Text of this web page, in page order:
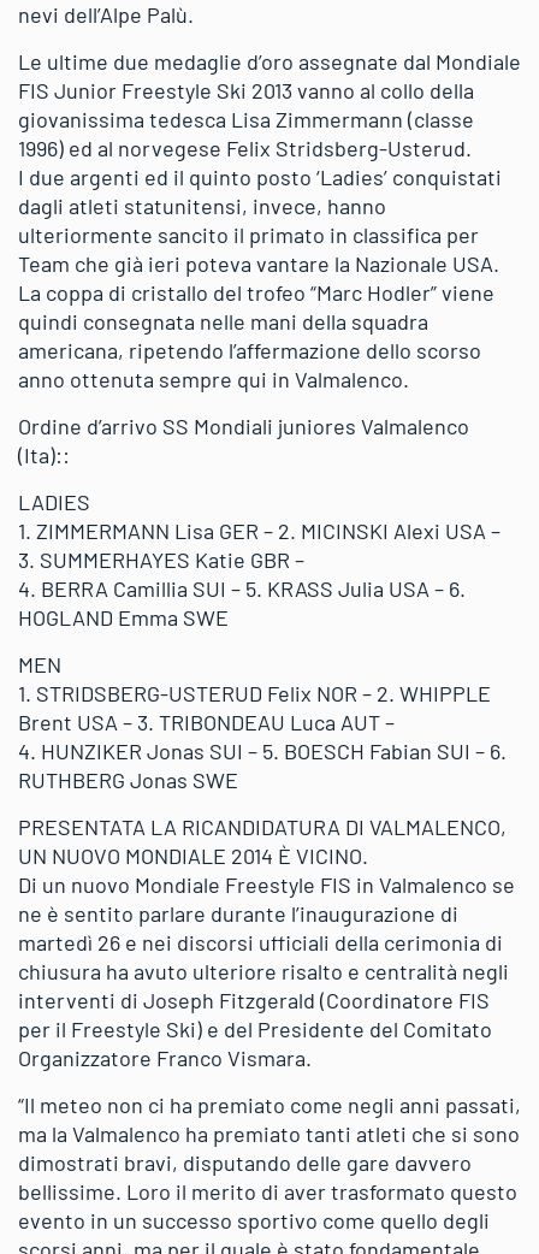
nevi dell’Alpe Palù.
Le ultime due medaglie d’oro assegnate dal Mondiale
FIS Junior Freestyle Ski 2013 vanno al collo della
giovanissima tedesca Lisa Zimmermann (classe
1996) ed al norvegese Felix Stridsberg-Usterud.
I due argenti ed il quinto posto ‘Ladies’ conquistati
dagli atleti statunitensi, invece, hanno
ulteriormente sancito il primato in classifica per
Team che già ieri poteva vantare la Nazionale USA.
La coppa di cristallo del trofeo “Marc Hodler” viene
quindi consegnata nelle mani della squadra
americana, ripetendo l’affermazione dello scorso
anno ottenuta sempre qui in Valmalenco.
Ordine d’arrivo SS Mondiali juniores Valmalenco
(Ita)::
LADIES
1. ZIMMERMANN Lisa GER – 2. MICINSKI Alexi USA –
3. SUMMERHAYES Katie GBR –
4. BERRA Camillia SUI – 5. KRASS Julia USA – 6.
HOGLAND Emma SWE
MEN
1. STRIDSBERG-USTERUD Felix NOR – 2. WHIPPLE
Brent USA – 3. TRIBONDEAU Luca AUT –
4. HUNZIKER Jonas SUI – 5. BOESCH Fabian SUI – 6.
RUTHBERG Jonas SWE
PRESENTATA LA RICANDIDATURA DI VALMALENCO,
UN NUOVO MONDIALE 2014 È VICINO.
Di un nuovo Mondiale Freestyle FIS in Valmalenco se
ne è sentito parlare durante l’inaugurazione di
martedì 26 e nei discorsi ufficiali della cerimonia di
chiusura ha avuto ulteriore risalto e centralità negli
interventi di Joseph Fitzgerald (Coordinatore FIS
per il Freestyle Ski) e del Presidente del Comitato
Organizzatore Franco Vismara.
“Il meteo non ci ha premiato come negli anni passati,
ma la Valmalenco ha premiato tanti atleti che si sono
dimostrati bravi, disputando delle gare davvero
bellissime. Loro il merito di aver trasformato questo
evento in un successo sportivo come quello degli